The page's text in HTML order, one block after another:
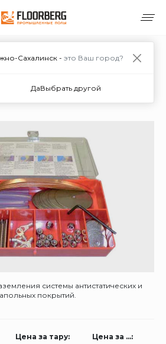
Дополнительные материалы
Kit в Южно-
системы антистатических и
покрытий.
Цена за тару: Цена за ...:
Сахалинск - это Ваш город?
ДаВыбрать другой